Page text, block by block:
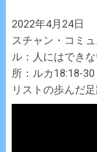
2022年4月24日
スチャン・コミ
ル：人にはでき
所：ルカ18:18-
リストの歩んだ足